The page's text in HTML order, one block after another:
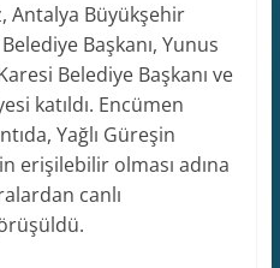
Antalya Büyükşehir
Başkanı, Yunus
Belediye Başkanı ve
katıldı. Encümen
Yağlı Güreşin
erişilebilir olması adına
canlı